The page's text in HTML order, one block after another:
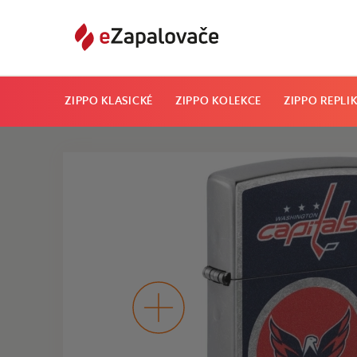
ZIPPO KLASICKÉ ZIPPO KOLEKCE ZIPPO